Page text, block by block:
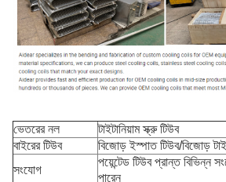
ভেতরের নল
টাইটানিয়াম স্ক্রু টিউব
বাইরের টিউব
বিজোড় ইস্পাত টিউব/বিজোড়
সংযোগ
পয়েন্টেড টিউব প্রান্ত বিভিন্ন
পারেন